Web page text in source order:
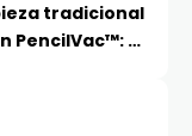
tradicional
PencilVac™: la